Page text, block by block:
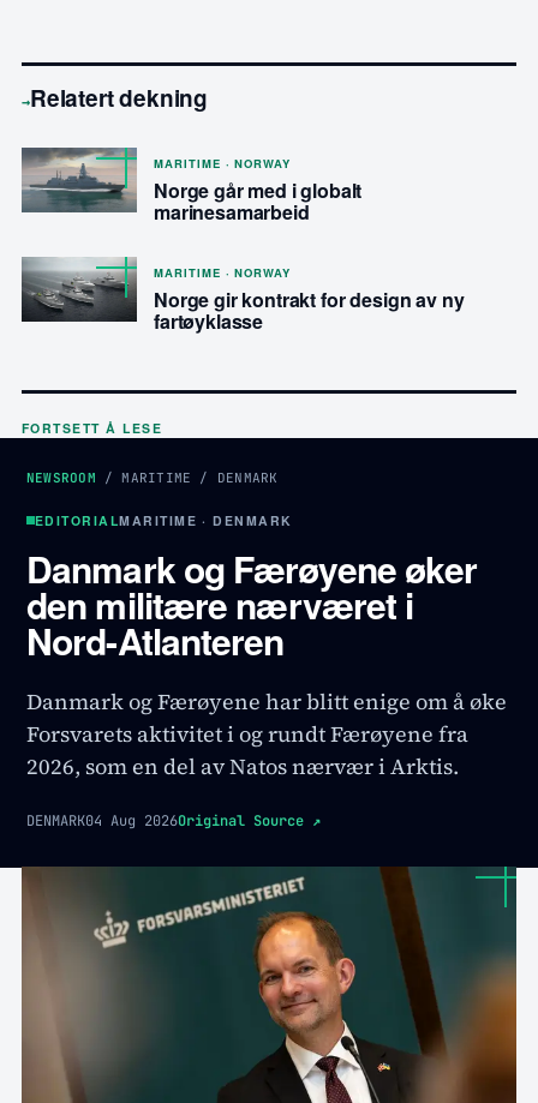
→Relatert dekning
MARITIME · NORWAY
Norge går med i globalt
marinesamarbeid
MARITIME · NORWAY
Norge gir kontrakt for design av ny
fartøyklasse
FORTSETT Å LESE
NEWSROOM /MARITIME / DENMARK
EDITORIALMARITIME · DENMARK
Danmark og Færøyene øker
den militære nærværet i
Nord-Atlanteren
Danmark og Færøyene har blitt enige om å øke
Forsvarets aktivitet i og rundt Færøyene fra
2026, som en del av Natos nærvær i Arktis.
DENMARK04 Aug 2026Original Source ↗